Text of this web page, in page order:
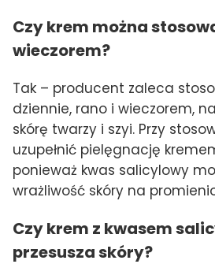
Czy krem można
wieczorem?
Tak – producent zaleca
dziennie, rano i wieczorem,
skórę twarzy i szyi. Przy
uzupełnić pielęgnację
ponieważ kwas salicylowy
wrażliwość skóry na
Czy krem z kwasem
przesusza skóry?